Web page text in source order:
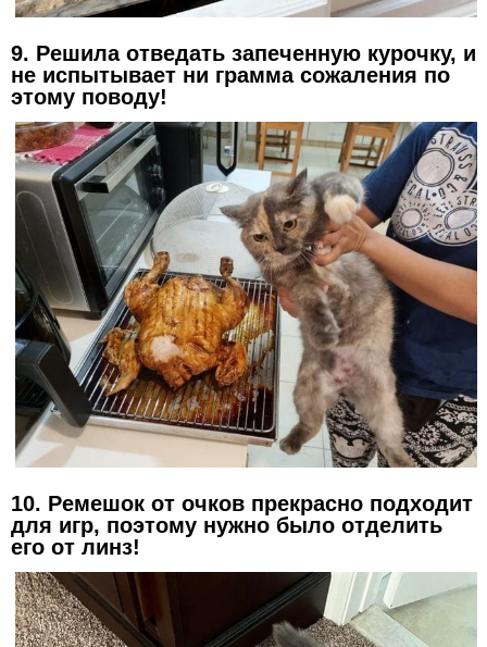
9. Решила отведать запеченную курочку, и
не испытывает ни грамма сожаления по
этому поводу!
10. Ремешок от очков прекрасно подходит
для игр, поэтому нужно было отделить
его от линз!